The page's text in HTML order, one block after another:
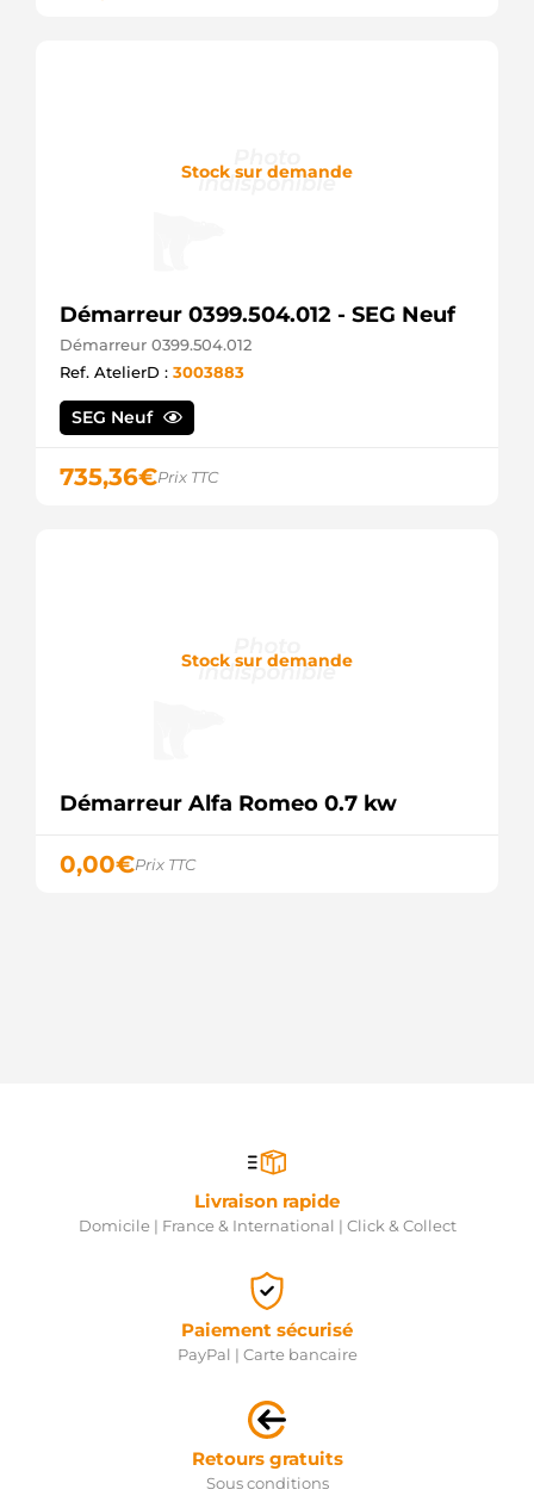
Stock sur demande
Démarreur 0399.504.012 - SEG Neuf
Démarreur 0399.504.012
Ref. AtelierD : 3003883
SEG Neuf
735,36€Prix TTC
Stock sur demande
Démarreur Alfa Romeo 0.7 kw
0,00€Prix TTC
Livraison rapide
Domicile | France & International | Click & Collect
Paiement sécurisé
PayPal | Carte bancaire
Retours gratuits
Sous conditions